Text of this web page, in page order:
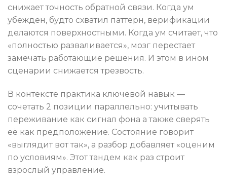
снижает точность обратной связи. Когда ум
убежден, будто схватил паттерн, верификации
делаются поверхностными. Когда ум считает, что
«полностью разваливается», мозг перестает
замечать работающие решения. И этом в ином
сценарии снижается трезвость.
В контексте практика ключевой навык —
сочетать 2 позиции параллельно: учитывать
переживание как сигнал фона а также сверять
её как предположение. Состояние говорит
«выглядит вот так», а разбор добавляет «оценим
по условиям». Этот тандем как раз строит
взрослый управление.